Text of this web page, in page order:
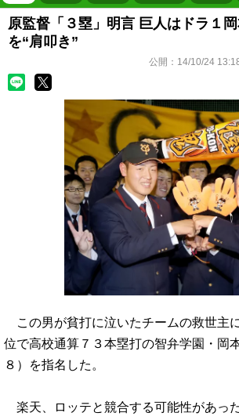
原監督「３塁」明言 巨人はドラ１
を“肩叩き”
公開： 14/10/24
この男が貧打に泣いたチームの救世主
位で高校通算７３本塁打の智弁学園・岡
８）を指名した。
楽天、ロッテと競合する可能性があっ